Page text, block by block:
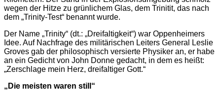
wegen der Hitze zu grünlichem Glas, dem Trinitit, das nach
dem „Trinity-Test“ benannt wurde.
Der Name „Trinity“ (dt.: „Dreifaltigkeit“) war Oppenheimers
Idee. Auf Nachfrage des militärischen Leiters General Leslie
Groves gab der philosophisch versierte Physiker an, er habe
an ein Gedicht von John Donne gedacht, in dem es heißt:
„Zerschlage mein Herz, dreifaltiger Gott.“
„Die meisten waren still“